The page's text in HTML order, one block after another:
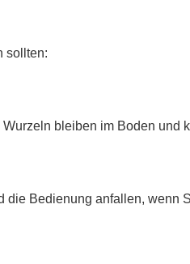
sollten:
bleiben im Boden und
Bedienung anfallen, wenn